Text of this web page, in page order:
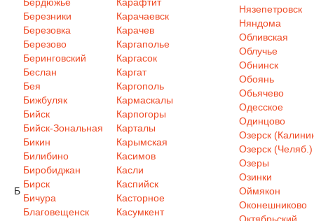
Б
Березники
Березовка
Березово
Беринговский
Беслан
Бея
Бижбуляк
Бийск
Бийск-Зональная
Бикин
Билибино
Биробиджан
Бирск
Бичура
Благовещенск
Карачаевск
Карачев
Каргаполье
Каргасок
Каргат
Каргополь
Кармаскалы
Карпогоры
Карталы
Карымская
Касимов
Касли
Каспийск
Касторное
Касумкент
Нязепетровск
Няндома
Обливская
Облучье
Обнинск
Обоянь
Обьячево
Одесское
Одинцово
Озерск
Озерск (Челяб.)
Озеры
Озинки
Оймякон
Оконешниково